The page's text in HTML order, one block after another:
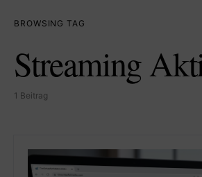
BROWSING TAG
Streaming
1 Beitrag